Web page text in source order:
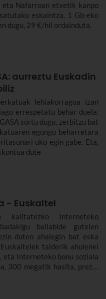
eta Nafarroan etxetik kanpo
eskaintza. 1 Gb-eko
dugu, 29 €/hil ordainduta.
aurreztu Euskadin
lehiakorragoa izan
errespetatu behar duela.
sortu dugu, zerbitzu bat
egungo beharretara
uko egin gabe. Eta,
dute
- Euskaltel
kalitatezko Interneteko
baliabide gutxien
duten ahalegin bat eska
talderik ahulenei
eta Interneteko bonu soziala
300 megatik hasita, prezio